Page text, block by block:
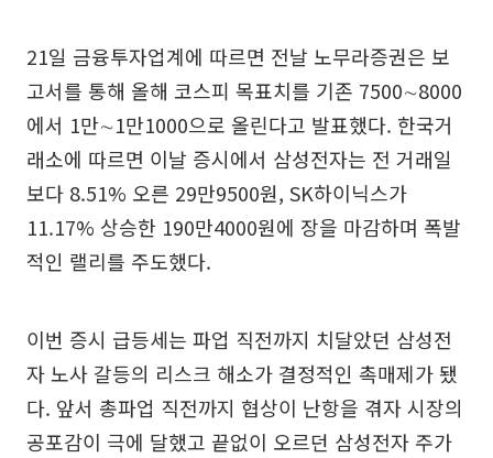
21일 금융투자업계에 따르면 전날 노무라증권은 보
고서를 통해 올해 코스피 목표치를 기존 7500∼8000
에서 1만∼1만1000으로 올린다고 발표했다. 한국거
래소에 따르면 이날 증시에서 삼성전자는 전 거래일
보다 8.51% 오른 29만9500원, SK하이닉스가
11.17% 상승한 190만4000원에 장을 마감하며 폭발
적인 랠리를 주도했다.
이번 증시 급등세는 파업 직전까지 치달았던 삼성전
자 노사 갈등의 리스크 해소가 결정적인 촉매제가 됐
다. 앞서 총파업 직전까지 협상이 난항을 겪자 시장의
공포감이 극에 달했고 끝없이 오르던 삼성전자 주가